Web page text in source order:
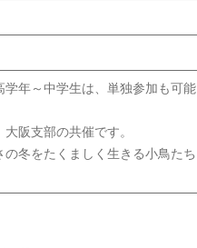
年～中学生は、単独参加も可能
阪支部の共催です。
冬をたくましく生きる小鳥たち